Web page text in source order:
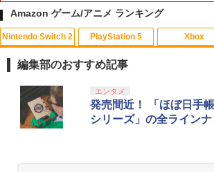
1
PS5コントローラー用
クカバープラス ブラッ
ス デュアルショック対
料】 【最強翌日配送】
￥980
1 【中古】Wii Sports
￥350
1
【中古】【未使用品】
3 [DVDのみ]
Amazon ゲーム/アニメ ランキング
Nintendo Switch 2
1
スプラトゥーン レイダ
コード版
PlayStation 5
1
PlayStation 5 デジタ
日本語専用 Console
ese only (CFI-
Xbox
1
【純正品】Xbox ワイ
ラー + USB-C® ケー
1
劇場版「鬼滅の刃」無
窩座再来 通常版 [Blu-
編集部のおすすめ記事
エンタメ
発売間近！ 「ほぼ日手
シリーズ」の全ライン